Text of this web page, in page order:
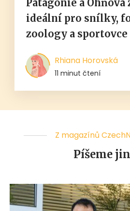
Patagonie a Ohňová
ideální pro snílky,
zoology a sportovce
Rhiana Horovská
11 minut čtení
Z magazínů
Píšeme